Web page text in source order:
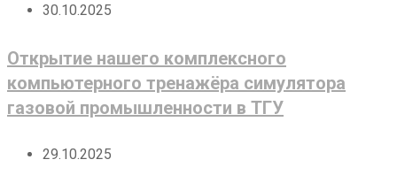
30.10.2025
Открытие нашего комплексного
компьютерного тренажёра симулятора
газовой промышленности в ТГУ
29.10.2025